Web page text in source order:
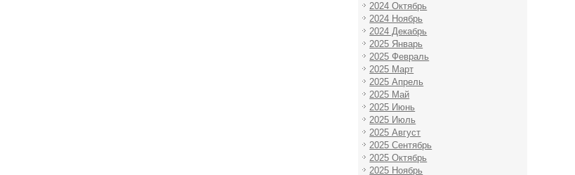
2024 Октябрь
2024 Ноябрь
2024 Декабрь
2025 Январь
2025 Февраль
2025 Март
2025 Апрель
2025 Май
2025 Июнь
2025 Июль
2025 Август
2025 Сентябрь
2025 Октябрь
2025 Ноябрь